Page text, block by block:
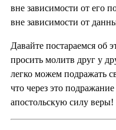
вне зависимости от его
вне зависимости от
Давайте постараемся об
просить молитв друг у
легко можем подражать
что через это
апостольскую силу веры!